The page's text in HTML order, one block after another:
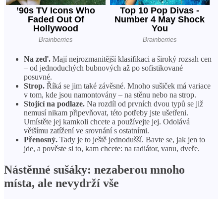
Na zeď. Mají nejrozmanitější klasifikaci a široký rozsah cen
– od jednoduchých bubnových až po sofistikované
posuvné.
Strop. Říká se jim také závěsné. Mnoho sušiček má variace
v tom, kde jsou namontovány – na stěnu nebo na strop.
Stojící na podlaze. Na rozdíl od prvních dvou typů se již
nemusí nikam připevňovat, této potřeby jste ušetřeni.
Umístěte jej kamkoli chcete a používejte jej. Odolává
většímu zatížení ve srovnání s ostatními.
Přenosný. Tady je to ještě jednodušší. Bavte se, jak jen to
jde, a pověste si to, kam chcete: na radiátor, vanu, dveře.
Nástěnné sušáky: nezaberou mnoho
místa, ale nevydrží vše